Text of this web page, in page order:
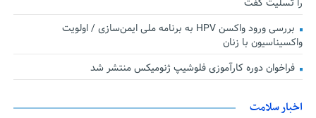
را تسلیت گفت
بررسی ورود واکسن HPV به برنامه ملی ایمن‌سازی / اولویت
واکسیناسیون با زنان
فراخوان دوره کارآموزی فلوشیپ ژنومیکس منتشر شد
اخبار سلامت